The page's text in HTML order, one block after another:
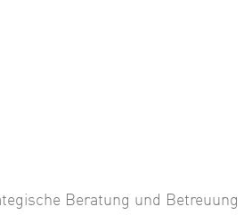
Beratung und Betreuung